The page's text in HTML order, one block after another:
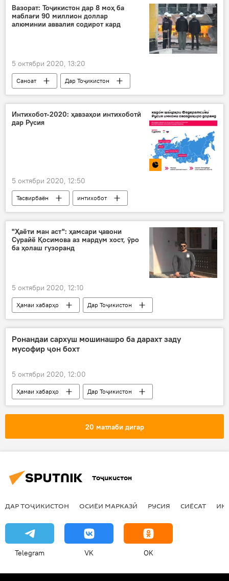
Рӯзи забони давлатӣ
Вазорат: Тоҷикистон дар 8 моҳ ба
маблағи 90 миллион доллар
алюминии аввалия содирот кард
5 октябри 2020, 13:20
Саноат
Дар Тоҷикистон
Ҳамаи хабарҳо
ТАЛКО
алюминий
истеҳсоли алюминий
"Ширкати Алюминийи Тоҷик"
содирот
Интихобот-2020: ҳавзаҳои интихоботӣ
дар Русия
5 октябри 2020, 12:50
Тасвирбаён
интихобот
Интихоботи президентӣ
сафорат
Дар Тоҷикистон
Маскав
"Ҳаёти ман аст": ҳамсари ҷавони
Сурайё Қосимова аз мардум хост, ӯро
ба ҳолаш гузоранд
5 октябри 2020, 12:10
Ҳамаи хабарҳо
Дар Тоҷикистон
Иҷтимоъ
Ронандаи сархуш мошинашро ба дарахт заду
мусофир ҷон бохт
5 октябри 2020, 12:00
Ҳамаи хабарҳо
Дар Тоҷикистон
Рӯйдод, ҷиноят ва ҳолатҳои фавқулода
20 матлаби дигар
Тоҷикистон
ДАР ТОҶИКИСТОН ОСИЁИ МАРКАЗӢ РУСИЯ СИЁСАТ
Telegram VK OK